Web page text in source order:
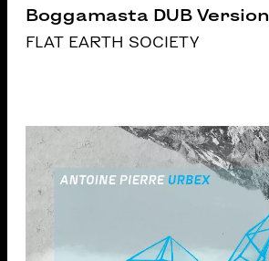
Boggamasta DUB Version
FLAT EARTH SOCIETY